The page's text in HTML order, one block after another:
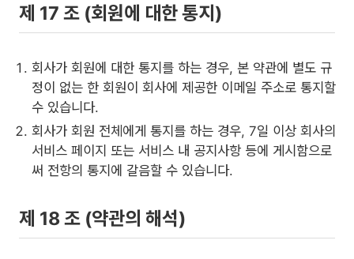
제 17 조 (회원에 대한 통지)
회사가 회원에 대한 통지를 하는 경우, 본 약관에 별도 규
정이 없는 한 회원이 회사에 제공한 이메일 주소로 통지할
수 있습니다.
회사가 회원 전체에게 통지를 하는 경우, 7일 이상 회사의
서비스 페이지 또는 서비스 내 공지사항 등에 게시함으로
써 전항의 통지에 갈음할 수 있습니다.
제 18 조 (약관의 해석)